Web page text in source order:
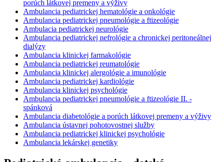
porúch látkovej premeny a výživy
Ambulancia pediatrickej hematológie a onkológie
Ambulancia pediatrickej pneumológie a ftizeológie
Ambulacia pediatrickej neurológie
Ambulancia pediatrickej nefrológie a chronickej peritoneálnej
dialýzy
Ambulancia klinickej farmakológie
Ambulancia pediatrickej reumatológie
Ambulancia klinickej alergológie a imunológie
Ambulancia pediatrickej kardiológie
Ambulancia klinickej psychológie
Ambulancia pediatrickej pneumológie a ftizeológie II. -
spánková
Ambulancia diabetológie a porúch látkovej premeny a výživy
Ambulancia ústavnej pohotovostnej služby
Ambulancia pediatrickej klinickej psychológie
Ambulancia lekárskej genetiky